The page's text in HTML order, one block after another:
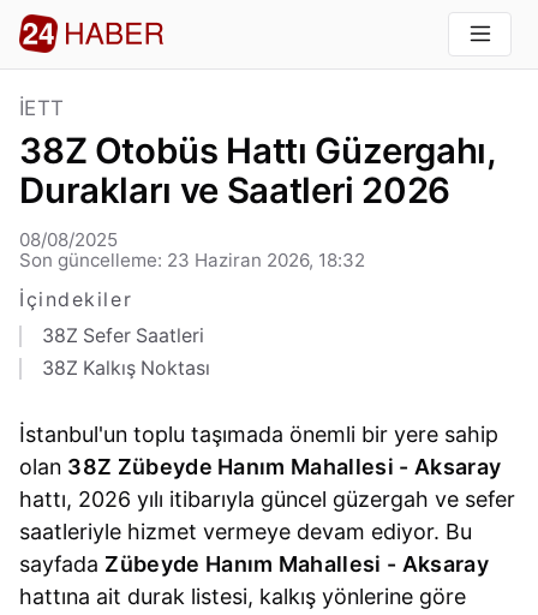
İETT
38Z Otobüs Hattı Güzergahı,
Durakları ve Saatleri 2026
08/08/2025
Son güncelleme: 23 Haziran 2026, 18:32
İçindekiler
38Z Sefer Saatleri
38Z Kalkış Noktası
İstanbul'un toplu taşımada önemli bir yere sahip
olan 38Z Zübeyde Hanım Mahallesi - Aksaray
hattı, 2026 yılı itibarıyla güncel güzergah ve sefer
saatleriyle hizmet vermeye devam ediyor. Bu
sayfada Zübeyde Hanım Mahallesi - Aksaray
hattına ait durak listesi, kalkış yönlerine göre